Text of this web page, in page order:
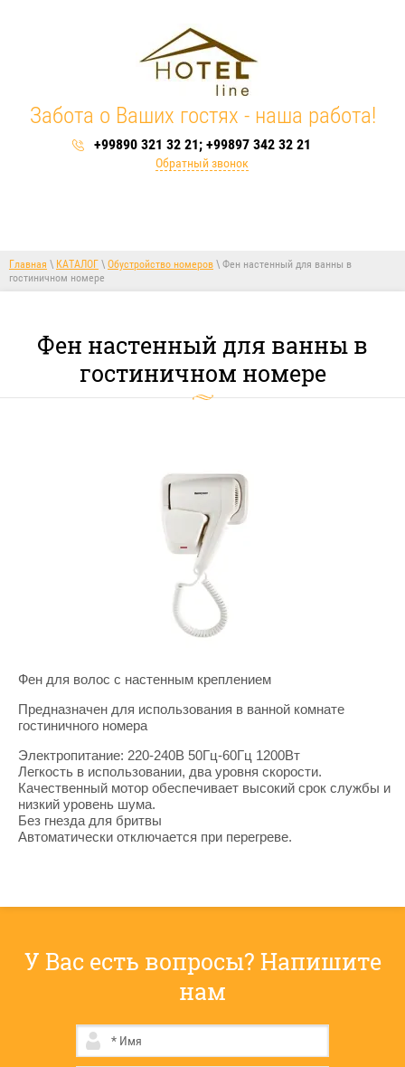
Забота о Ваших гостях - наша работа!
+99890 321 32 21; +99897 342 32 21
Обратный звонок
Главная \ КАТАЛОГ \ Обустройство номеров \ Фен настенный для ванны в
гостиничном номере
Фен настенный для ванны в
гостиничном номере
Фен для волос с настенным креплением
Предназначен для использования в ванной комнате
гостиничного номера
Электропитание: 220-240В 50Гц-60Гц 1200Вт
Легкость в использовании, два уровня скорости.
Качественный мотор обеспечивает высокий срок службы и
низкий уровень шума.
Без гнезда для бритвы
Автоматически отключается при перегреве.
У Вас есть вопросы? Напишите
нам